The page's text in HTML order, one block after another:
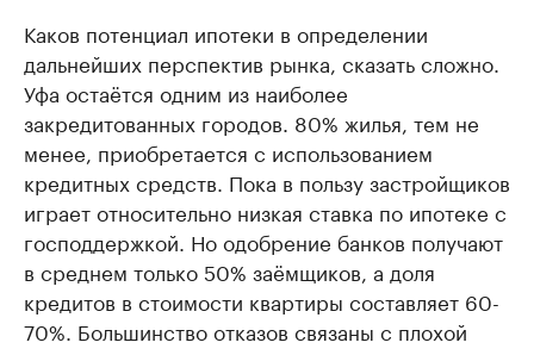
Каков потенциал ипотеки в определении
дальнейших перспектив рынка, сказать сложно.
Уфа остаётся одним из наиболее
закредитованных городов. 80% жилья, тем не
менее, приобретается с использованием
кредитных средств. Пока в пользу застройщиков
играет относительно низкая ставка по ипотеке с
господдержкой. Но одобрение банков получают
в среднем только 50% заёмщиков, а доля
кредитов в стоимости квартиры составляет 60-
70%. Большинство отказов связаны с плохой